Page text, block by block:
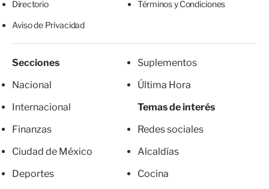
Directorio Términos y Condiciones
Aviso de Privacidad
Secciones
Nacional
Internacional
Finanzas
Ciudad de México
Deportes
Suplementos
Última Hora
Temas de interés
Redes sociales
Alcaldías
Cocina